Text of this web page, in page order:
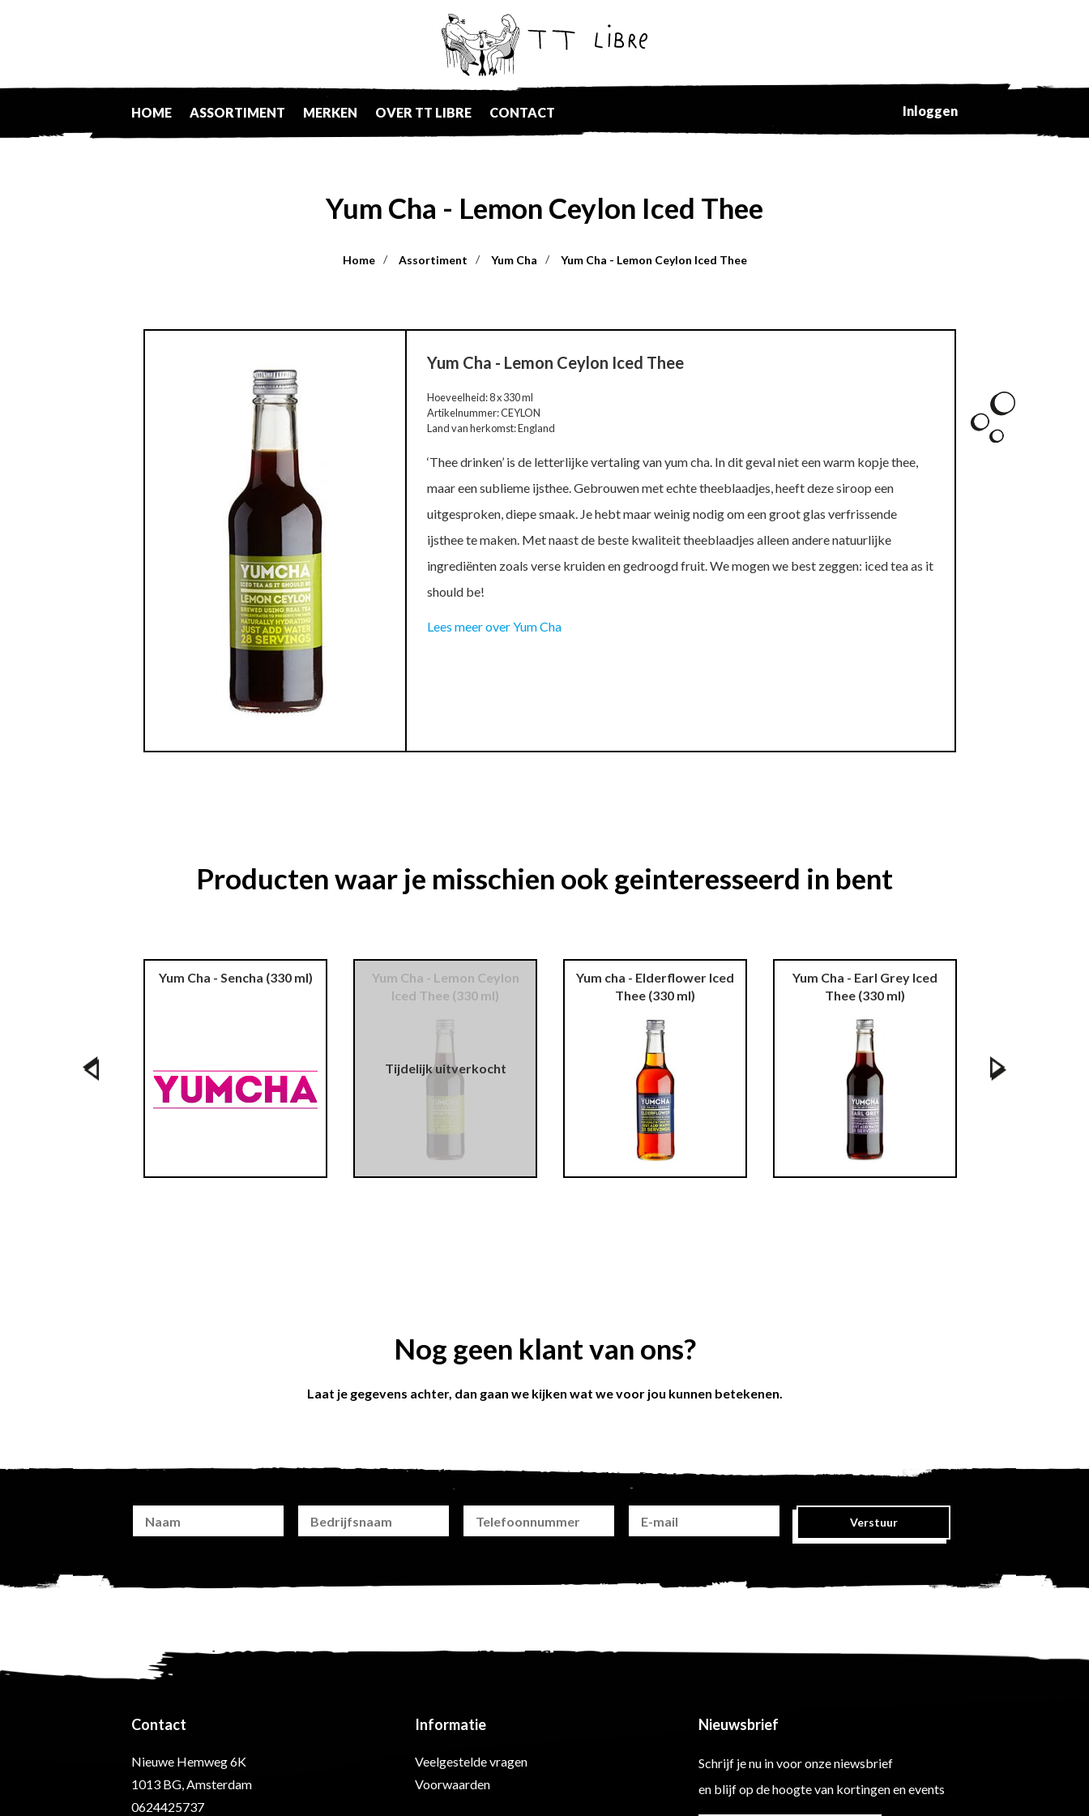
HOME ASSORTIMENT MERKEN OVER TT LIBRE CONTACT Inloggen
Yum Cha - Lemon Ceylon Iced Thee
Home Assortiment Yum Cha Yum Cha - Lemon Ceylon Iced Thee
Yum Cha - Lemon Ceylon Iced Thee
Hoeveelheid: 8 x 330 ml
Artikelnummer: CEYLON
Land van herkomst: England
‘Thee drinken’ is de letterlijke vertaling van yum cha. In dit geval niet een warm kopje thee,
maar een sublieme ijsthee. Gebrouwen met echte theeblaadjes, heeft deze siroop een
uitgesproken, diepe smaak. Je hebt maar weinig nodig om een groot glas verfrissende
ijsthee te maken. Met naast de beste kwaliteit theeblaadjes alleen andere natuurlijke
ingrediënten zoals verse kruiden en gedroogd fruit. We mogen we best zeggen: iced tea as it
should be!
Lees meer over Yum Cha
Producten waar je misschien ook geinteresseerd in bent
Yum Cha - Sencha (330 ml)
Yum Cha - Lemon Ceylon
Iced Thee (330 ml)
Yum cha - Elderflower Iced
Thee (330 ml)
Yum Cha - Earl Grey Iced
Thee (330 ml)
Nog geen klant van ons?
Laat je gegevens achter, dan gaan we kijken wat we voor jou kunnen betekenen.
Verstuur
Contact
Nieuwe Hemweg 6K
1013 BG, Amsterdam
0624425737
Informatie
Veelgestelde vragen
Voorwaarden
Nieuwsbrief
Schrijf je nu in voor onze niewsbrief
en blijf op de hoogte van kortingen en events